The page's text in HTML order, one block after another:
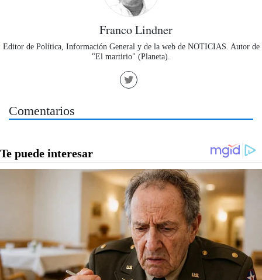
Franco Lindner
Editor de Política, Información General y de la web de NOTICIAS. Autor de
"El martirio" (Planeta).
Comentarios